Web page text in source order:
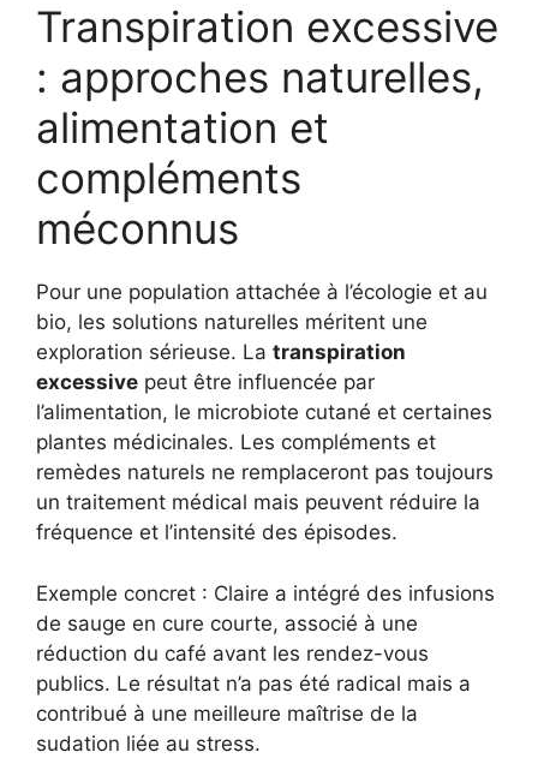
Transpiration excessive
: approches naturelles,
alimentation et
compléments
méconnus
Pour une population attachée à l’écologie et au
bio, les solutions naturelles méritent une
exploration sérieuse. La transpiration
excessive peut être influencée par
l’alimentation, le microbiote cutané et certaines
plantes médicinales. Les compléments et
remèdes naturels ne remplaceront pas toujours
un traitement médical mais peuvent réduire la
fréquence et l’intensité des épisodes.
Exemple concret : Claire a intégré des infusions
de sauge en cure courte, associé à une
réduction du café avant les rendez-vous
publics. Le résultat n’a pas été radical mais a
contribué à une meilleure maîtrise de la
sudation liée au stress.